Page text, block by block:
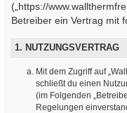
(„https://
Betreiber ein Vertrag mit
1. NUTZUNGSVERTRAG
Mit dem Zugriff auf
schließt du einen
(im Folgenden
Regelungen